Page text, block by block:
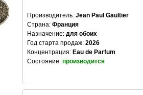
Производитель: Jean Paul Gaultier
Страна: Франция
Назначение: для обоих
Год старта продаж: 2026
Концентрация: Eau de Parfum
Состояние: производится